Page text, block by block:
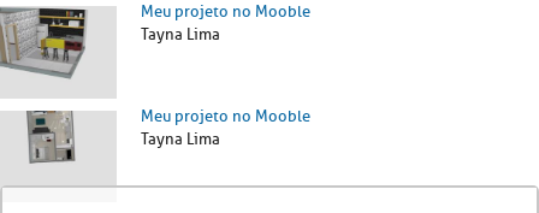
Meu projeto no Mooble
Tayna Lima
Meu projeto no Mooble
Tayna Lima